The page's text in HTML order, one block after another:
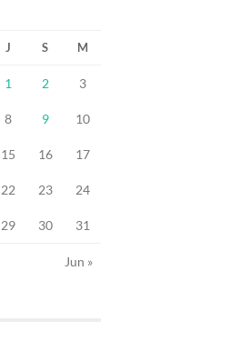
J S M
1 2 3
8 9 10
15 16 17
22 23 24
29 30 31
Jun »